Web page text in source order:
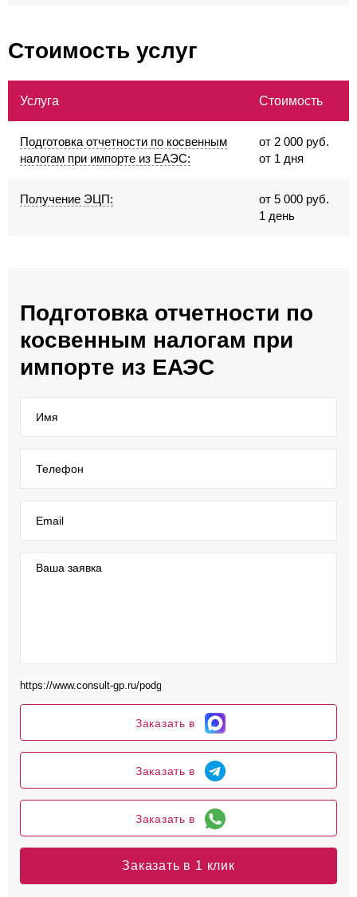
Стоимость услуг
Услуга Стоимость
Подготовка отчетности по косвенным
налогам при импорте из ЕАЭС:
от 2 000 руб.
от 1 дня
Получение ЭЦП:
от 5 000 руб.
1 день
Подготовка отчетности по
косвенным налогам при
импорте из ЕАЭС
Имя
Телефон
Email
Ваша заявка
Заказать в
Заказать в
Заказать в
Заказать в 1 клик